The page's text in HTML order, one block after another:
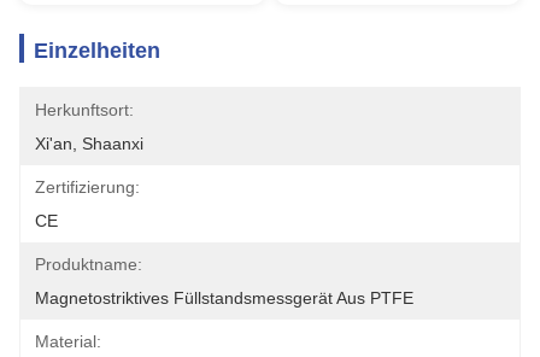
Einzelheiten
Herkunftsort:
Xi'an, Shaanxi
Zertifizierung:
CE
Produktname:
Magnetostriktives Füllstandsmessgerät Aus PTFE
Material: